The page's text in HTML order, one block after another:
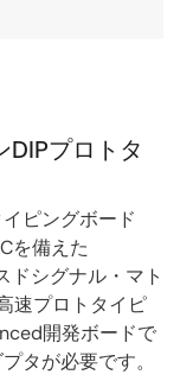
プロトタ
ピングボード
を備えた
ドシグナル・マト
速プロトタイピ
開発ボードで
タが必要です。